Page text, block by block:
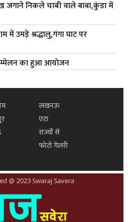
निकले चाबी वाले बाबा,कुंडा में
में उमड़े श्रद्धालु,गंगा घाट पर
का हुआ आयोजन
लखनऊ
एटा
राज्यों से
फोटो गेलरी
@ 2023 Swaraj Savera